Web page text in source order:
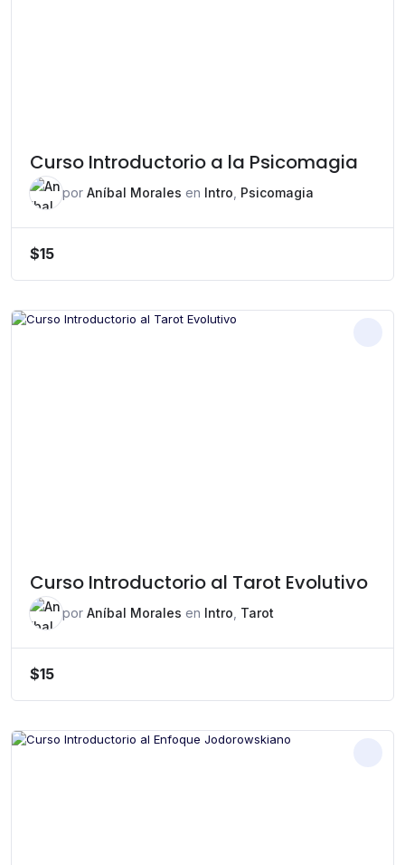
Curso Introductorio a la Psicomagia
por Aníbal Morales en Intro Psicomagia
$15
Curso Introductorio al Tarot Evolutivo
por Aníbal Morales en Intro Tarot
$15